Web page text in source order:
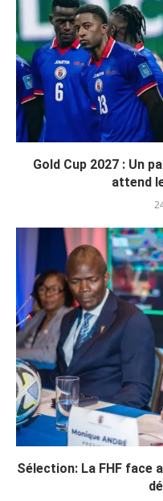
Gold Cup 2027 : Un
attend
Sélection: La FHF face